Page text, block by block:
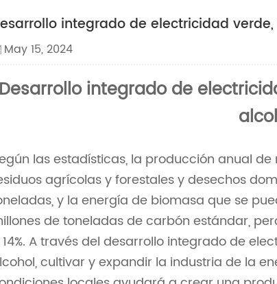
integrado de electricidad
May 15, 2024
Desarrollo integrado de
las estadísticas, la producción anual
agrícolas y forestales y desechos
y la energía de biomasa que se
de toneladas de carbón estándar,
A través del desarrollo integrado de
cultivar y expandir la industria de la